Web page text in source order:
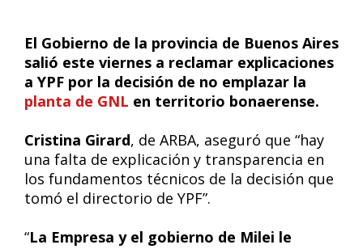
El Gobierno de la provincia de Buenos Aires
salió este viernes a reclamar explicaciones
a YPF por la decisión de no emplazar la
planta de GNL en territorio bonaerense.
Cristina Girard, de ARBA, aseguró que “hay
una falta de explicación y transparencia en
los fundamentos técnicos de la decisión que
tomó el directorio de YPF”.
“La Empresa y el gobierno de Milei le